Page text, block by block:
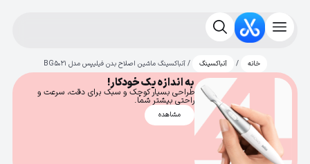
خانه / آنباکسینگ / آنباکسینگ ماشین اصلاح بدن فیلیپس مدل BG5021
به اندازه یک خودکار!
طراحی بسیار کوچک و سبک برای دقت، سرعت و
راحتی بیشتر شما.
مشاهده